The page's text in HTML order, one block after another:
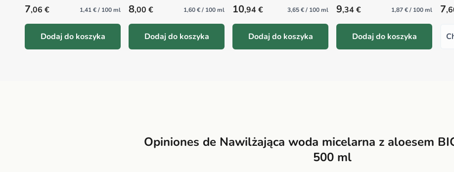
Precio habitual
7,06 € 1,41 € / 100 ml
Dodaj do koszyka
Precio habitual
8,00 € 1,60 € / 100 ml
Dodaj do koszyka
Precio habitual
10,94 € 3,65 € / 100 ml
Dodaj do koszyka
Precio habitual
9,34 € 1,87 € / 100 ml
Dodaj do koszyka
7
Opiniones de Nawilżająca woda micelarna z aloesem
500 ml